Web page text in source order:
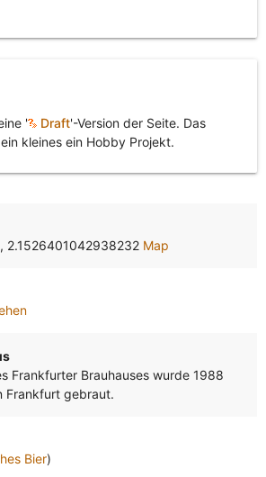
' Draft'-Version der Seite. Das
kleines ein Hobby Projekt.
2.1526401042938232 Map
Frankfurter Brauhauses wurde 1988
Frankfurt gebraut.
Bier)